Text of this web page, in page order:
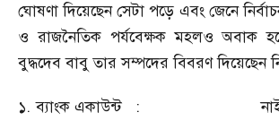
ঘোষণা দিয়েছেন সেটা পড়ে এবং জেনে
ও রাজনৈতিক পর্যবেক্ষক মহলও অবাক
বুদ্ধদেব বাবু তার সম্পদের বিবরণ দিয়েছেন
১. ব্যাংক একাউন্ট :